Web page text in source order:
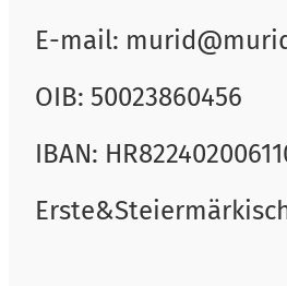
E-mail:
OIB: 50023860456
IBAN: